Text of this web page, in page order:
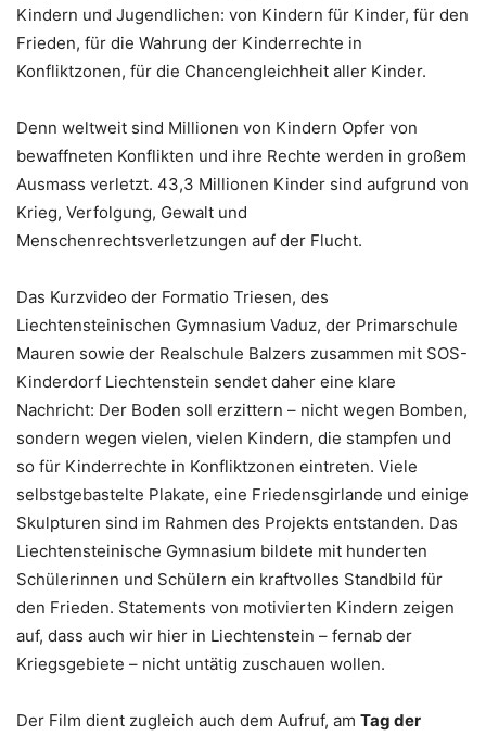
Kindern und Jugendlichen: von Kindern für Kinder, für den
Frieden, für die Wahrung der Kinderrechte in
Konfliktzonen, für die Chancengleichheit aller Kinder.
Denn weltweit sind Millionen von Kindern Opfer von
bewaffneten Konflikten und ihre Rechte werden in großem
Ausmass verletzt. 43,3 Millionen Kinder sind aufgrund von
Krieg, Verfolgung, Gewalt und
Menschenrechtsverletzungen auf der Flucht.
Das Kurzvideo der Formatio Triesen, des
Liechtensteinischen Gymnasium Vaduz, der Primarschule
Mauren sowie der Realschule Balzers zusammen mit SOS-
Kinderdorf Liechtenstein sendet daher eine klare
Nachricht: Der Boden soll erzittern – nicht wegen Bomben,
sondern wegen vielen, vielen Kindern, die stampfen und
so für Kinderrechte in Konfliktzonen eintreten. Viele
selbstgebastelte Plakate, eine Friedensgirlande und einige
Skulpturen sind im Rahmen des Projekts entstanden. Das
Liechtensteinische Gymnasium bildete mit hunderten
Schülerinnen und Schülern ein kraftvolles Standbild für
den Frieden. Statements von motivierten Kindern zeigen
auf, dass auch wir hier in Liechtenstein – fernab der
Kriegsgebiete – nicht untätig zuschauen wollen.
Der Film dient zugleich auch dem Aufruf, am Tag der